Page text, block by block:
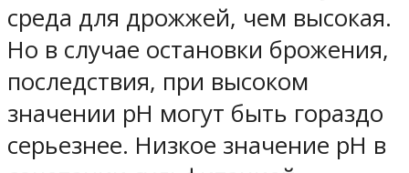
среда для дрожжей, чем высокая.
Но в случае остановки брожения,
последствия, при высоком
значении рН могут быть гораздо
серьезнее. Низкое значение рН в